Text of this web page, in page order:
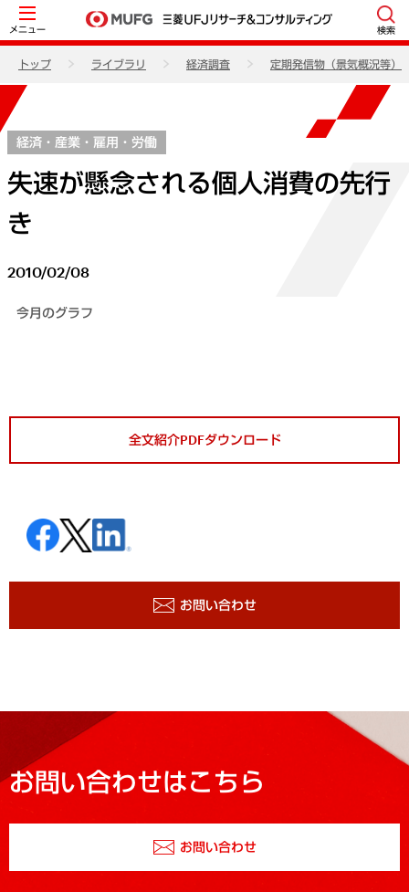
メニュー 検索
トップ ライブラリ 経済調査 定期発信物（景気概況等）
経済・産業・雇用・労働
失速が懸念される個人消費の先行
き
2010/02/08
今月のグラフ
全文紹介PDFダウンロード
お問い合わせ
お問い合わせはこちら
お問い合わせ